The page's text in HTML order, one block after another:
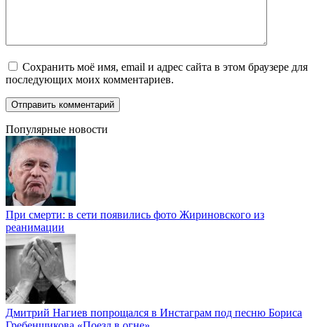
Сохранить моё имя, email и адрес сайта в этом браузере для
последующих моих комментариев.
Популярные новости
При смерти: в сети появились фото Жириновского из
реанимации
Дмитрий Нагиев попрощался в Инстаграм под песню Бориса